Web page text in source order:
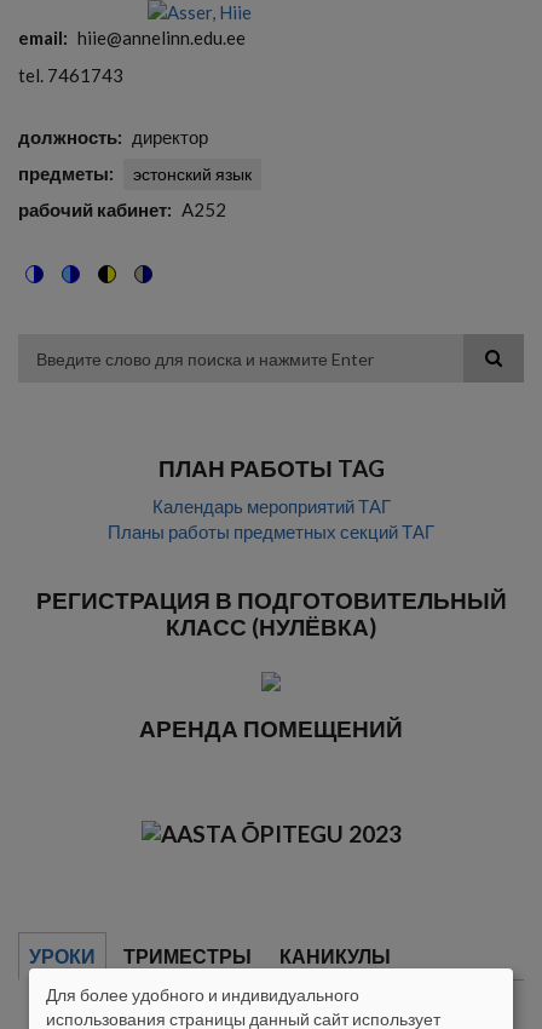
email
hiie@annelinn.edu.ee
tel. 7461743
должность
директор
предметы
эстонский язык
рабочий кабинет A252
themetheme visibilitytheme
ПЛАН РАБОТЫ TAG
Календарь мероприятий ТАГ
Планы работы предметных секций ТАГ
РЕГИСТРАЦИЯ В ПОДГОТОВИТЕЛЬНЫЙ
КЛАСС (НУЛЁВКА)
АРЕНДА ПОМЕЩЕНИЙ
УРОКИ ТРИМЕСТРЫ КАНИКУЛЫ
8.00 - 8.45
Для более удобного и индивидуального
использования страницы данный сайт использует